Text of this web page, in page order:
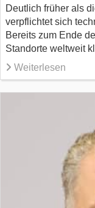
Deutlich früher als
verpflichtet sich
Bereits zum Ende
Standorte weltweit
Weiterlesen